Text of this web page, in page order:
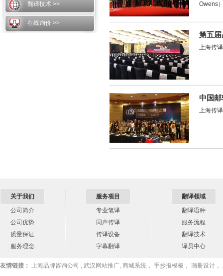
翻译技术 >>
在线询价 >>
Owens
第五
上海传
中国
上海传
关于我们
公司简介
公司优势
质量保证
服务理念
服务项目
专业笔译
同声传译
传译设备
字幕翻译
翻译领域
翻译语种
服务流程
翻译技术
译员中心
友情链接： 上海品牌咨询公司 , 武汉网站推广, 商城系统 ， 手抄报模板 ， 画册设计 ，